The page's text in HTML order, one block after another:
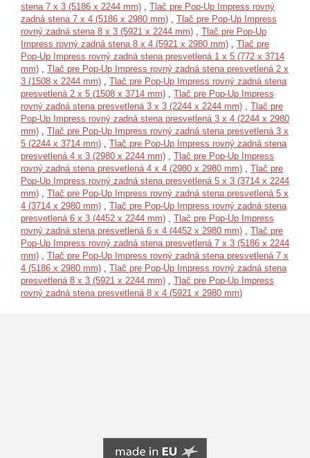
stena 7 x 3 (5186 x 2244 mm) , Tlač pre Pop-Up Impress rovný
zadná stena 7 x 4 (5186 x 2980 mm) , Tlač pre Pop-Up Impress
rovný zadná stena 8 x 3 (5921 x 2244 mm) , Tlač pre Pop-Up
Impress rovný zadná stena 8 x 4 (5921 x 2980 mm) , Tlač pre
Pop-Up Impress rovný zadná stena presvetlená 1 x 5 (772 x 3714
mm) , Tlač pre Pop-Up Impress rovný zadná stena presvetlená 2 x
3 (1508 x 2244 mm) , Tlač pre Pop-Up Impress rovný zadná stena
presvetlená 2 x 5 (1508 x 3714 mm) , Tlač pre Pop-Up Impress
rovný zadná stena presvetlená 3 x 3 (2244 x 2244 mm) , Tlač pre
Pop-Up Impress rovný zadná stena presvetlená 3 x 4 (2244 x 2980
mm) , Tlač pre Pop-Up Impress rovný zadná stena presvetlená 3 x
5 (2244 x 3714 mm) , Tlač pre Pop-Up Impress rovný zadná stena
presvetlená 4 x 3 (2980 x 2244 mm) , Tlač pre Pop-Up Impress
rovný zadná stena presvetlená 4 x 4 (2980 x 2980 mm) , Tlač pre
Pop-Up Impress rovný zadná stena presvetlená 5 x 3 (3714 x 2244
mm) , Tlač pre Pop-Up Impress rovný zadná stena presvetlená 5 x
4 (3714 x 2980 mm) , Tlač pre Pop-Up Impress rovný zadná stena
presvetlená 6 x 3 (4452 x 2244 mm) , Tlač pre Pop-Up Impress
rovný zadná stena presvetlená 6 x 4 (4452 x 2980 mm) , Tlač pre
Pop-Up Impress rovný zadná stena presvetlená 7 x 3 (5186 x 2244
mm) , Tlač pre Pop-Up Impress rovný zadná stena presvetlená 7 x
4 (5186 x 2980 mm) , Tlač pre Pop-Up Impress rovný zadná stena
presvetlená 8 x 3 (5921 x 2244 mm) , Tlač pre Pop-Up Impress
rovný zadná stena presvetlená 8 x 4 (5921 x 2980 mm)